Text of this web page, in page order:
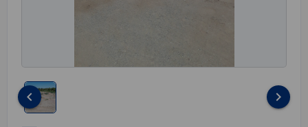
keyboard_arrow_left keyboard_arrow_right